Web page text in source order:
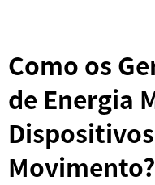
Como os
de Energia
Movimento?